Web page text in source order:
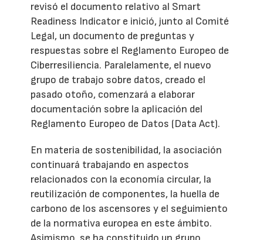
revisó el documento relativo al Smart
Readiness Indicator e inició, junto al Comité
Legal, un documento de preguntas y
respuestas sobre el Reglamento Europeo de
Ciberresiliencia. Paralelamente, el nuevo
grupo de trabajo sobre datos, creado el
pasado otoño, comenzará a elaborar
documentación sobre la aplicación del
Reglamento Europeo de Datos (Data Act).
En materia de sostenibilidad, la asociación
continuará trabajando en aspectos
relacionados con la economía circular, la
reutilización de componentes, la huella de
carbono de los ascensores y el seguimiento
de la normativa europea en este ámbito.